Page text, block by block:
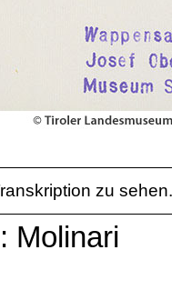
zu sehen.
Molinari